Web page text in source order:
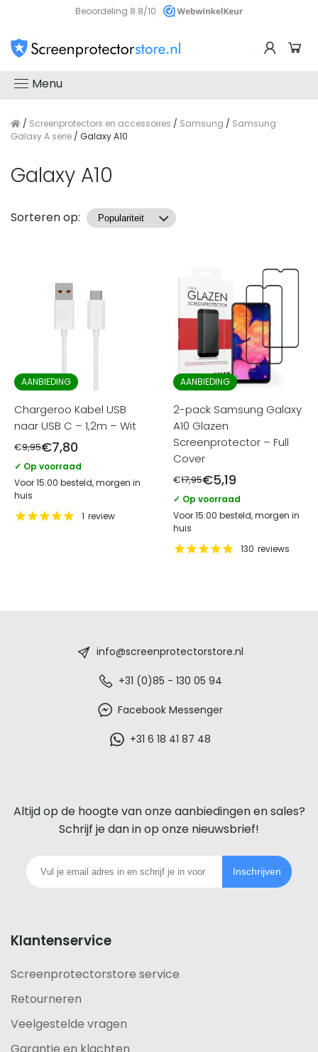
Beoordeling 8.8/10
Menu
/ Screenprotectors en accessoires / Samsung / Samsung
Galaxy A serie / Galaxy A10
Galaxy A10
Producten
Sorteren op:
AANBIEDING
Chargeroo Kabel USB
naar USB C – 1,2m – Wit
€9,95€7,80
✓ Op voorraad
Voor 15:00 besteld, morgen in
huis
1 review
AANBIEDING
2-pack Samsung Galaxy
A10 Glazen
Screenprotector – Full
Cover
€17,95€5,19
✓ Op voorraad
Voor 15:00 besteld, morgen in
huis
130 reviews
voor
iedere
telefoon
info@screenprotectorstore.nl
+31 (0)85 - 130 05 94
Facebook Messenger
+31 6 18 41 87 48
Altijd op de hoogte van onze aanbiedingen en sales?
Schrijf je dan in op onze nieuwsbrief!
Inschrijven
Klantenservice
Screenprotectorstore service
Retourneren
Veelgestelde vragen